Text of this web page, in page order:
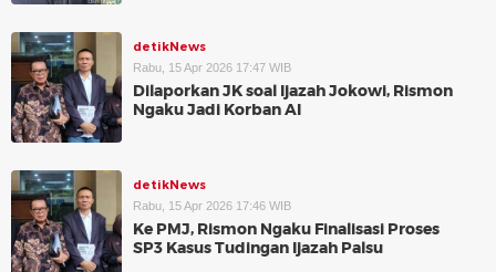
detikNews
Rabu, 15 Apr 2026 17:47 WIB
Dilaporkan JK soal Ijazah Jokowi, Rismon
Ngaku Jadi Korban AI
detikNews
Rabu, 15 Apr 2026 17:46 WIB
Ke PMJ, Rismon Ngaku Finalisasi Proses
SP3 Kasus Tudingan Ijazah Palsu